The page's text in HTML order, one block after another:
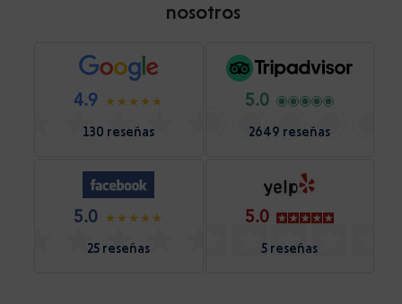
nosotros
4.9
130 reseñas
5.0
2649 reseñas
5.0
25 reseñas
5.0
5 reseñas